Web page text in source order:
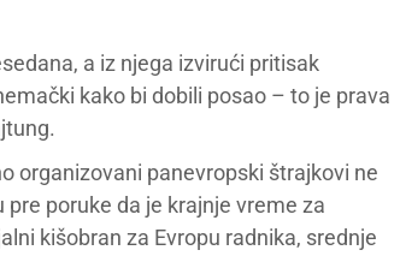
a iz njega izvirući pritisak
kako bi dobili posao – to je prava
organizovani panevropski štrajkovi ne
poruke da je krajnje vreme za
kišobran za Evropu radnika, srednje